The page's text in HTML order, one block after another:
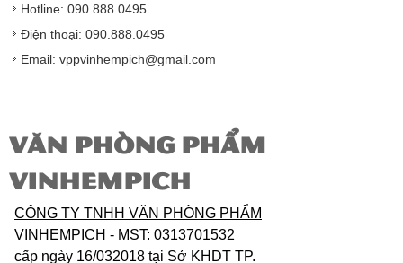
độ bảo hành sản phẩm đối với nhà sản xuất hoặc
nhà nhập khẩu nếu sản phẩm bị lỗi hoặc hỏng hóc
Hotline: 090.888.0495
Điện thoại: 090.888.0495
Email: vppvinhempich@gmail.com
VĂN PHÒNG PHẨM
VINHEMPICH
CÔNG TY TNHH VĂN PHÒNG PHẨM
VINHEMPICH - MST: 0313701532
cấp ngày 16/032018 tại Sở KHDT TP.